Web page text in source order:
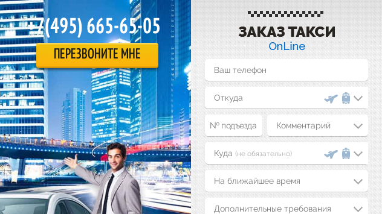
Комментарий
(не обязательно)
На ближайшее время
Дополнительные требования
+7(495) 665-65-05
ПЕРЕЗВОНИТЕ МНЕ